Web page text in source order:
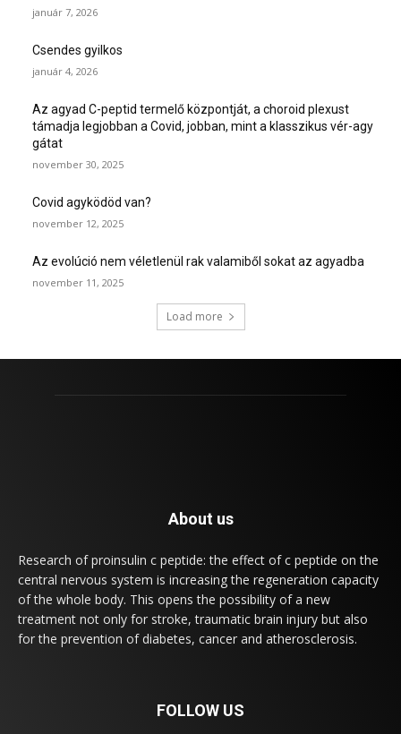
január 7, 2026
Csendes gyilkos
január 4, 2026
Az agyad C-peptid termelő központját, a choroid plexust
támadja legjobban a Covid, jobban, mint a klasszikus vér-agy
gátat
november 30, 2025
Covid agyködöd van?
november 12, 2025
Az evolúció nem véletlenül rak valamiből sokat az agyadba
november 11, 2025
Load more
About us
Research of proinsulin c peptide: the effect of c peptide on the
central nervous system is increasing the regeneration capacity
of the whole body. This opens the possibility of a new
treatment not only for stroke, traumatic brain injury but also
for the prevention of diabetes, cancer and atherosclerosis.
FOLLOW US